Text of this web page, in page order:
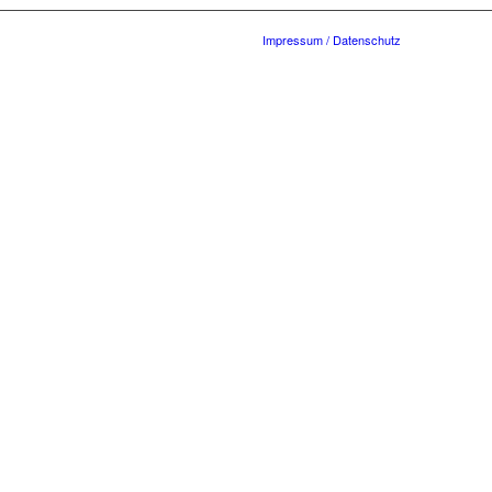
Impressum / Datenschutz